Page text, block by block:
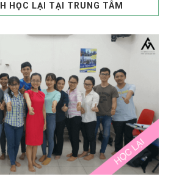
HỌC LẠI TẠI TRUNG TÂM